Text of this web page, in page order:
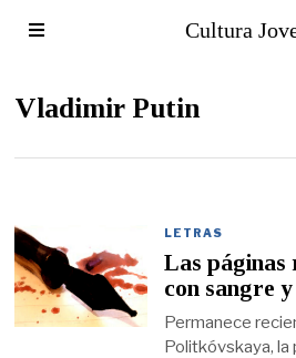
Cultura
Vladimir Putin
LETRAS
Las páginas
con sangre
Permanece
Politkóvskaya, la